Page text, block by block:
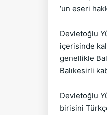
‘un eseri
Devletoğlu
içerisinde
genellikle
Balıkesirli
Devletoğlu
birisini